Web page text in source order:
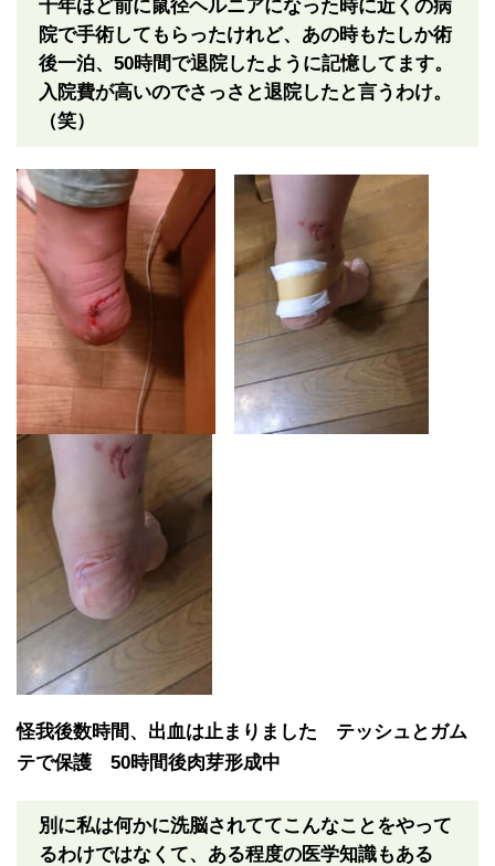
十年ほど前に鼠径ヘルニアになった時に近くの病
院で手術してもらったけれど、あの時もたしか術
後一泊、50時間で退院したように記憶してます。
入院費が高いのでさっさと退院したと言うわけ。
（笑）
怪我後数時間、出血は止まりました テッシュとガム
テで保護 50時間後肉芽形成中
別に私は何かに洗脳されててこんなことをやって
るわけではなくて、ある程度の医学知識もある